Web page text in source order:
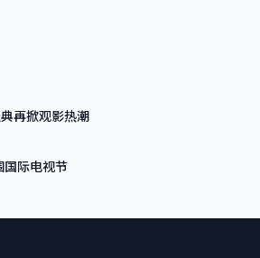
再掀观影热潮
国际电视节